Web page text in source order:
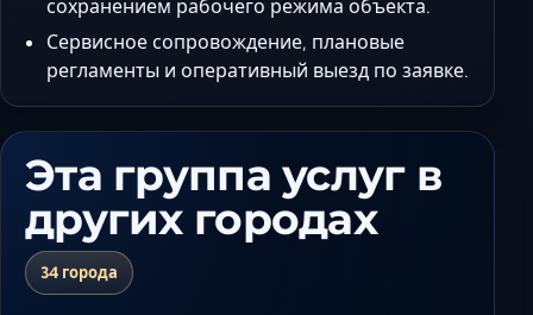
сохранением рабочего режима объекта.
Сервисное сопровождение, плановые
регламенты и оперативный выезд по заявке.
Эта группа услуг в
других городах
34 города